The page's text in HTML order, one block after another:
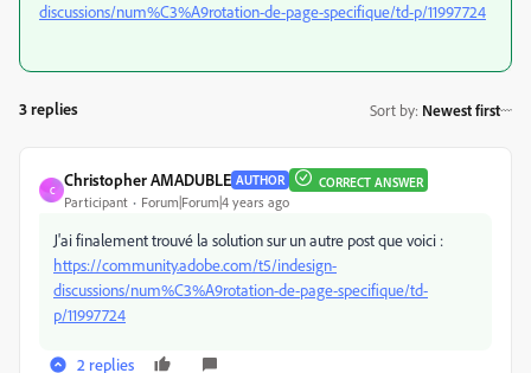
discussions/num%C3%A9rotation-de-page-specifique/td-p/11997724
3 replies Sort by: Newest first
C
Christopher AMADUBLE AUTHOR CORRECT ANSWER
Participant Forum|Forum|4 years ago
J'ai finalement trouvé la solution sur un autre post que voici :
https://community.adobe.com/t5/indesign-
discussions/num%C3%A9rotation-de-page-specifique/td-
p/11997724
2 replies